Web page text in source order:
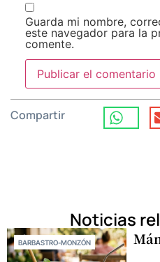
Guarda mi nombre,
este navegador para la
comente.
Compartir
Noticias
BARBASTRO-MONZÓN